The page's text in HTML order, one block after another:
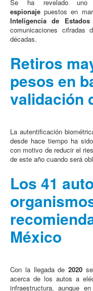
Se ha revelado
espionaje puestos en
Inteligencia de Estados
comunicaciones
décadas.
Retiros
pesos en
validación
La autentificación
desde hace tiempo ha
con motivo de reducir el
de este año cuando será
Los 41
México
Con la llegada de2020
acerca de los autos a
infraestructura, aunque en